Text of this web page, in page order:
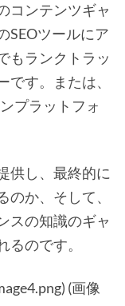
コンテンツギャ
SEOツールにア
もランクトラッ
す。または、
プラットフォ
供し、最終的に
か、そして、
スの知識のギャ
のです。
(画像